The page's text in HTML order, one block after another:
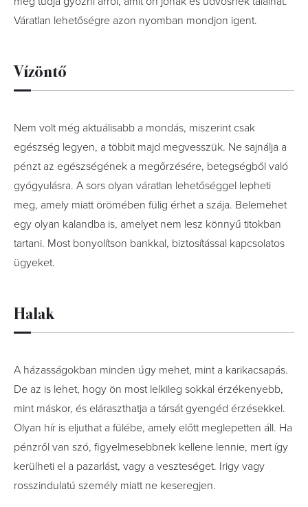
Váratlan lehetőségre azon nyomban mondjon igent.
Vízöntő
Nem volt még aktuálisabb a mondás, miszerint csak
egészség legyen, a többit majd megvesszük. Ne sajnálja a
pénzt az egészségének a megőrzésére, betegségből való
gyógyulásra. A sors olyan váratlan lehetőséggel lepheti
meg, amely miatt örömében fülig érhet a szája. Belemehet
egy olyan kalandba is, amelyet nem lesz könnyű titokban
tartani. Most bonyolítson bankkal, biztosítással kapcsolatos
ügyeket.
Halak
A házasságokban minden úgy mehet, mint a karikacsapás.
De az is lehet, hogy ön most lelkileg sokkal érzékenyebb,
mint máskor, és eláraszthatja a társát gyengéd érzésekkel.
Olyan hír is eljuthat a fülébe, amely előtt meglepetten áll. Ha
pénzről van szó, figyelmesebbnek kellene lennie, mert így
kerülheti el a pazarlást, vagy a veszteséget. Irigy vagy
rosszindulatú személy miatt ne keseregjen.